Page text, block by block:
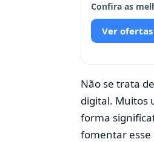
Confira as
Ver
Não se trata
digital. Muitos
forma
fomentar